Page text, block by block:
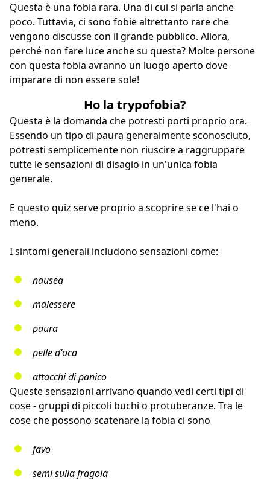
Questa è una fobia rara. Una di cui si parla anche
poco. Tuttavia, ci sono fobie altrettanto rare che
vengono discusse con il grande pubblico. Allora,
perché non fare luce anche su questa? Molte persone
con questa fobia avranno un luogo aperto dove
imparare di non essere sole!
Ho la trypofobia?
Questa è la domanda che potresti porti proprio ora.
Essendo un tipo di paura generalmente sconosciuto,
potresti semplicemente non riuscire a raggruppare
tutte le sensazioni di disagio in un'unica fobia
generale.
E questo quiz serve proprio a scoprire se ce l'hai o
meno.
I sintomi generali includono sensazioni come:
nausea
malessere
paura
pelle d'oca
attacchi di panico
Queste sensazioni arrivano quando vedi certi tipi di
cose - gruppi di piccoli buchi o protuberanze. Tra le
cose che possono scatenare la fobia ci sono
favo
semi sulla fragola